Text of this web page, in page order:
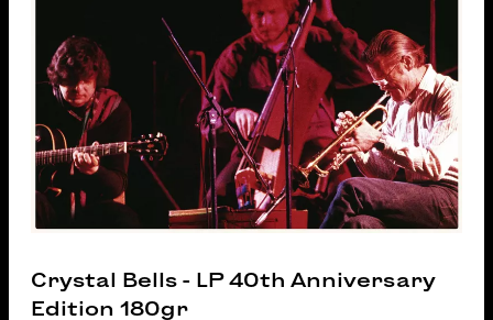
Crystal Bells - LP 40th Anniversary
Edition 180gr